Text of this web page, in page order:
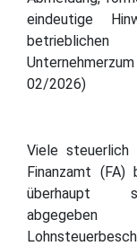
eindeutige
02/2026)
Viele steuerlich
Finanzamt
überhaupt